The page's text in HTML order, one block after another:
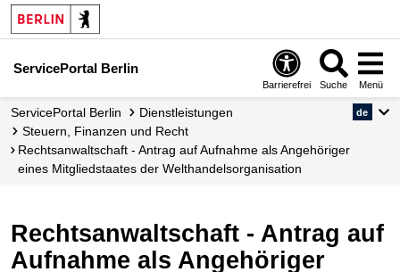
ServicePortal Berlin
Barrierefrei Suche Menü
ServicePortal Berlin
Dienstleistungen
Steuern, Finanzen und Recht
Rechtsanwaltschaft - Antrag auf Aufnahme als Angehöriger
eines Mitgliedstaates der Welthandelsorganisation
de
Rechtsanwaltschaft - Antrag auf
Aufnahme als Angehöriger